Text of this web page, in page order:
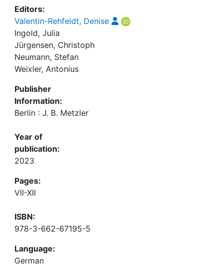
Editors:
Valentin-Rehfeldt, Denise
Ingold, Julia
Jürgensen, Christoph
Neumann, Stefan
Weixler, Antonius
Publisher
Information:
Berlin : J. B. Metzler
Year of
publication:
2023
Pages:
VII-XII
ISBN:
978-3-662-67195-5
Language:
German